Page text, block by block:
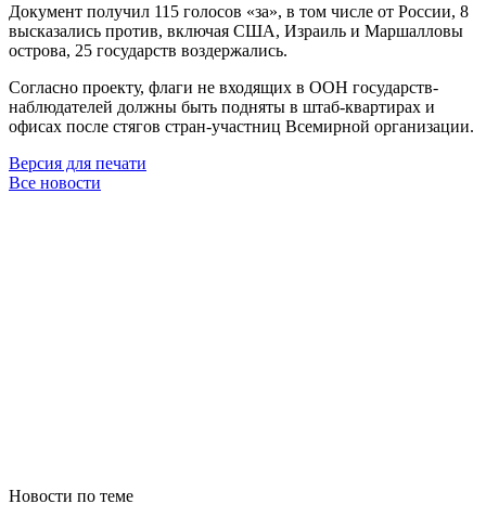
Документ получил 115 голосов «за», в том числе от России, 8
высказались против, включая США, Израиль и Маршалловы
острова, 25 государств воздержались.
Согласно проекту, флаги не входящих в ООН государств-
наблюдателей должны быть подняты в штаб-квартирах и
офисах после стягов стран-участниц Всемирной организации.
Версия для печати
Все новости
Новости по теме